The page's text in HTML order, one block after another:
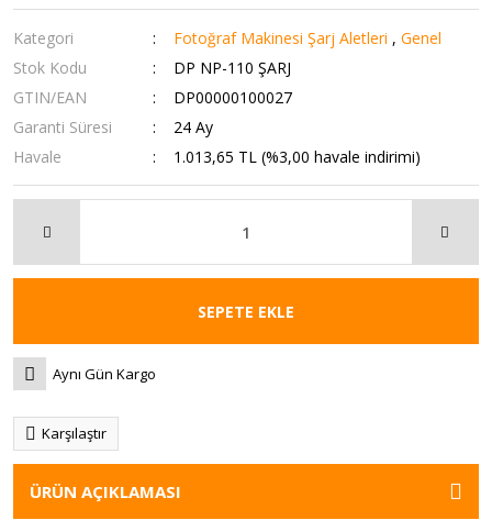
Kategori Fotoğraf Makinesi Şarj Aletleri ,Genel
Stok Kodu
DP NP-110 ŞARJ
GTIN/EAN
DP00000100027
Garanti Süresi
24 Ay
Havale
1.013,65 TL (%3,00 havale indirimi)
SEPETE EKLE
Aynı Gün Kargo
Karşılaştır
ÜRÜN AÇIKLAMASI